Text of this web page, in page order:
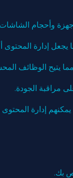
مراقبة الجودة.
إدارة